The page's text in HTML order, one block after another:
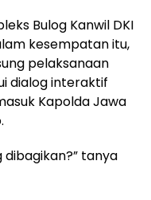
Bulog Kanwil DKI
kesempatan itu,
pelaksanaan
dialog interaktif
Kapolda Jawa
tanya